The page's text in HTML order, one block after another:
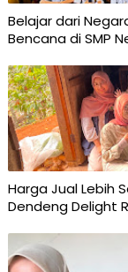
Belajar dari
Bencana di SMP
Harga Jual Lebih
Dendeng Delight